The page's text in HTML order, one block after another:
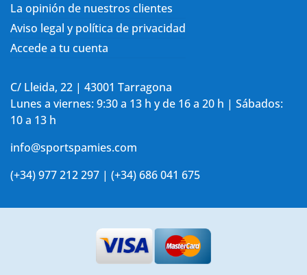
La opinión de nuestros clientes
Aviso legal y política de privacidad
Accede a tu cuenta
C/ Lleida, 22 | 43001 Tarragona
Lunes a viernes: 9:30 a 13 h y de 16 a 20 h | Sábados:
10 a 13 h
info@sportspamies.com
(+34) 977 212 297 | (+34) 686 041 675